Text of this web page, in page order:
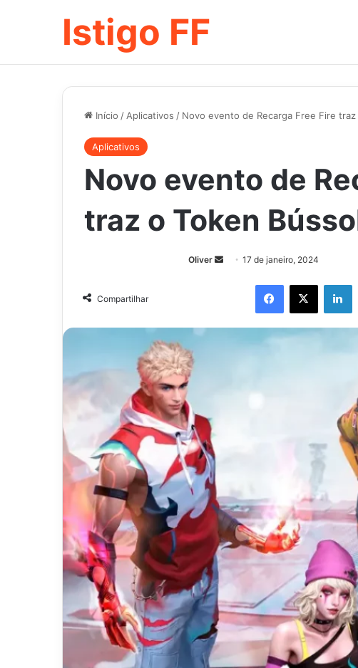
Istigo FF
Início / Aplicativos / Novo evento de Recarga Free Fire
Aplicativos
Novo evento de
traz o Token
Oliver
Mande17 de janeiro, 2024
Compartilhar
Facebook
X